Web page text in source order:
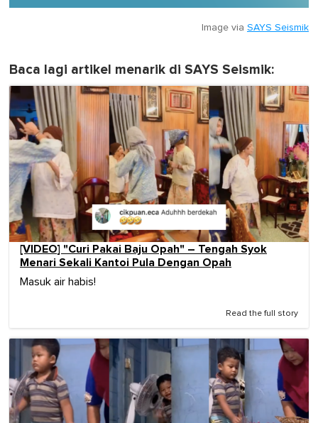
Image via SAYS Seismik
Baca lagi artikel menarik di SAYS Seismik:
[VIDEO] "Curi Pakai Baju Opah" – Tengah Syok
Menari Sekali Kantoi Pula Dengan Opah
Masuk air habis!
Read the full story